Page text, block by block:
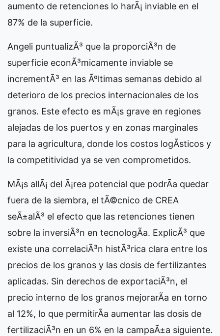
aumento de retenciones lo harÃ¡ inviable en el
87% de la superficie.
Angeli puntualizÃ³ que la proporciÃ³n de
superficie econÃ³micamente inviable se
incrementÃ³ en las Ãºltimas semanas debido al
deterioro de los precios internacionales de los
granos. Este efecto es mÃ¡s grave en regiones
alejadas de los puertos y en zonas marginales
para la agricultura, donde los costos logÃ­sticos y
la competitividad ya se ven comprometidos.
MÃ¡s allÃ¡ del Ã¡rea potencial que podrÃ­a quedar
fuera de la siembra, el tÃ©cnico de CREA
seÃ±alÃ³ el efecto que las retenciones tienen
sobre la inversiÃ³n en tecnologÃ­a. ExplicÃ³ que
existe una correlaciÃ³n histÃ³rica clara entre los
precios de los granos y las dosis de fertilizantes
aplicadas. Sin derechos de exportaciÃ³n, el
precio interno de los granos mejorarÃ­a en torno
al 12%, lo que permitirÃ­a aumentar las dosis de
fertilizaciÃ³n en un 6% en la campaÃ±a siguiente.